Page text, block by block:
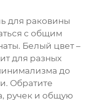
для раковины
с общим
Белый цвет –
для разных
до
Обратите
ручек и общую